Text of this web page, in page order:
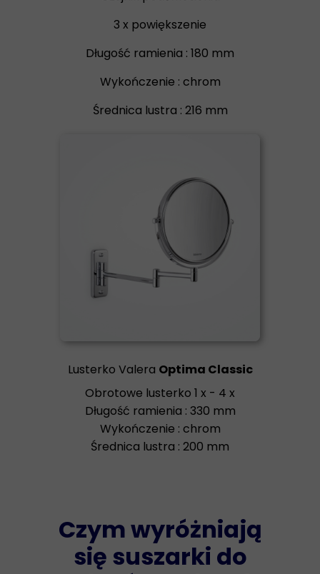
Lusterko Valera Optima Classic
Obrotowe lusterko 1 x - 4 x
Długość ramienia : 330 mm
Wykończenie : chrom
Średnica lustra : 200 mm
3 x powiększenie
Długość ramienia : 180 mm
Wykończenie : chrom
Średnica lustra : 216 mm
Czym wyróżniają
się suszarki do